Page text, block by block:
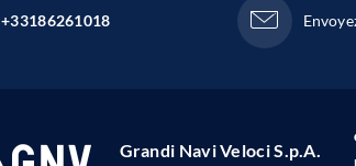
+33186261018
Grandi Navi Veloci S.p.A.